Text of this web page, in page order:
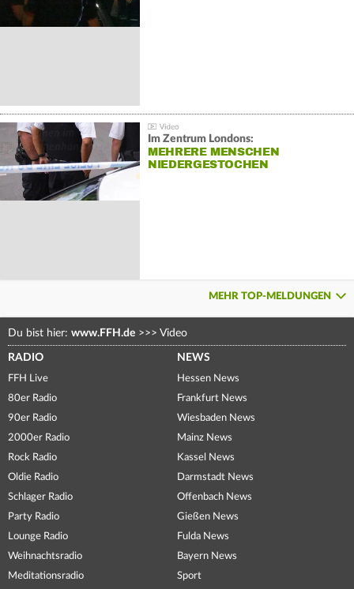
Im Zentrum Londons:
MEHRERE MENSCHEN
NIEDERGESTOCHEN
MEHR TOP-MELDUNGEN
Du bist hier: www.FFH.de >>> Video
RADIO
FFH Live
80er Radio
90er Radio
2000er Radio
Rock Radio
Oldie Radio
Schlager Radio
Party Radio
Lounge Radio
Weihnachtsradio
Meditationsradio
NEWS
Hessen News
Frankfurt News
Wiesbaden News
Mainz News
Kassel News
Darmstadt News
Offenbach News
Gießen News
Fulda News
Bayern News
Sport